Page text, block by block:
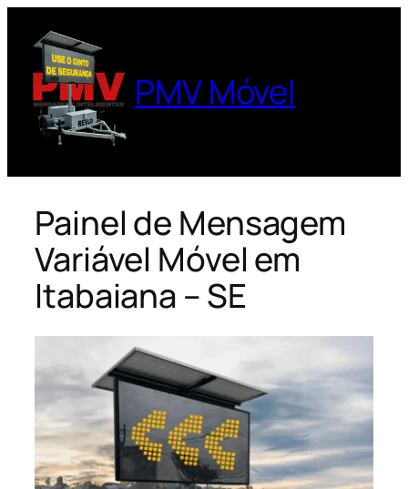
para
conteúdo
PMV Móvel
Painel de Mensagem
Variável Móvel em
Itabaiana – SE